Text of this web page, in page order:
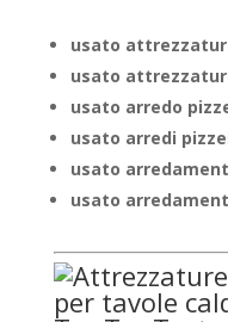
usato
usato
usato arredo
usato arredi
usato
usato